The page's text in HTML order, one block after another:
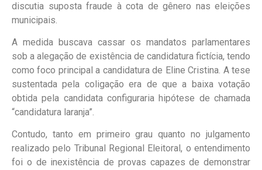
discutia suposta fraude à cota de gênero nas eleições
municipais.
A medida buscava cassar os mandatos parlamentares
sob a alegação de existência de candidatura fictícia, tendo
como foco principal a candidatura de Eline Cristina. A tese
sustentada pela coligação era de que a baixa votação
obtida pela candidata configuraria hipótese de chamada
“candidatura laranja”.
Contudo, tanto em primeiro grau quanto no julgamento
realizado pelo Tribunal Regional Eleitoral, o entendimento
foi o de inexistência de provas capazes de demonstrar